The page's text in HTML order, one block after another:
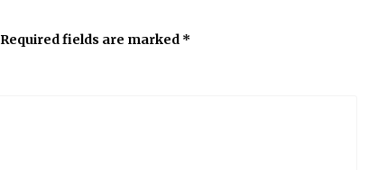
Required fields are marked *